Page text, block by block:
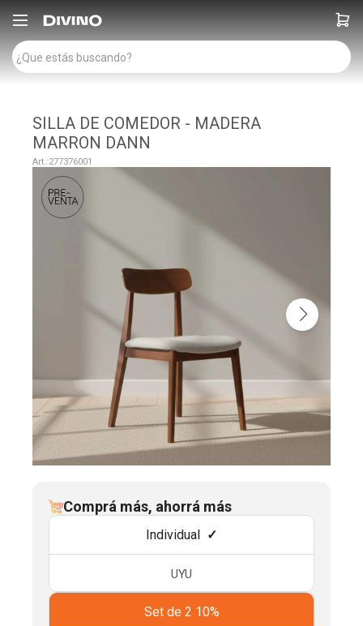

SILLA DE COMEDOR - MADERA
MARRON DANN
277376001
Comprá más, ahorrá más
Individual
UYU
Set de 2 10%